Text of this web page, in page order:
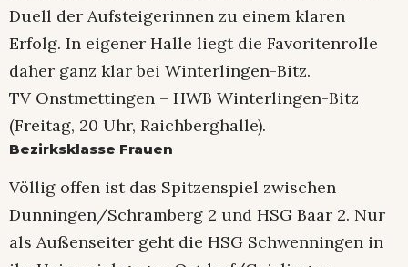
Duell der Aufsteigerinnen zu einem klaren
Erfolg. In eigener Halle liegt die Favoritenrolle
daher ganz klar bei Winterlingen-Bitz.
TV Onstmettingen – HWB Winterlingen-Bitz
(Freitag, 20 Uhr, Raichberghalle).
Bezirksklasse Frauen
Völlig offen ist das Spitzenspiel zwischen
Dunningen/Schramberg 2 und HSG Baar 2. Nur
als Außenseiter geht die HSG Schwenningen in